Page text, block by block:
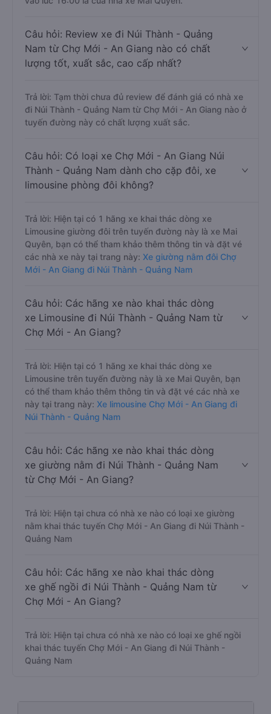
Câu hỏi: Review xe đi Núi Thành - Quảng
Nam từ Chợ Mới - An Giang nào có chất
lượng tốt, xuất sắc, cao cấp nhất?
Trả lời: Tạm thời chưa đủ review để đánh giá có nhà xe
đi Núi Thành - Quảng Nam từ Chợ Mới - An Giang nào ở
tuyến đường này có chất lượng xuất sắc.
Câu hỏi: Có loại xe Chợ Mới - An Giang Núi
Thành - Quảng Nam dành cho cặp đôi, xe
limousine phòng đôi không?
Trả lời: Hiện tại có 1 hãng xe khai thác dòng xe
Limousine giường đôi trên tuyến đường này là xe Mai
Quyên, bạn có thể tham khảo thêm thông tin và đặt vé
các nhà xe này tại trang này: Xe giường nằm đôi Chợ
Mới - An Giang đi Núi Thành - Quảng Nam
Câu hỏi: Các hãng xe nào khai thác dòng
xe Limousine đi Núi Thành - Quảng Nam từ
Chợ Mới - An Giang?
Trả lời: Hiện tại có 1 hãng xe khai thác dòng xe
Limousine trên tuyến đường này là xe Mai Quyên, bạn
có thể tham khảo thêm thông tin và đặt vé các nhà xe
này tại trang này: Xe limousine Chợ Mới - An Giang đi
Núi Thành - Quảng Nam
Câu hỏi: Các hãng xe nào khai thác dòng
xe giường nằm đi Núi Thành - Quảng Nam
từ Chợ Mới - An Giang?
Trả lời: Hiện tại chưa có nhà xe nào có loại xe giường
nằm khai thác tuyến Chợ Mới - An Giang đi Núi Thành -
Quảng Nam
Câu hỏi: Các hãng xe nào khai thác dòng
xe ghế ngồi đi Núi Thành - Quảng Nam từ
Chợ Mới - An Giang?
Trả lời: Hiện tại chưa có nhà xe nào có loại xe ghế ngồi
khai thác tuyến Chợ Mới - An Giang đi Núi Thành -
Quảng Nam